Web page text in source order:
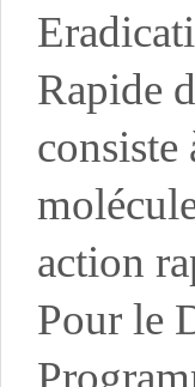
Rapide
consiste
action
Pour le